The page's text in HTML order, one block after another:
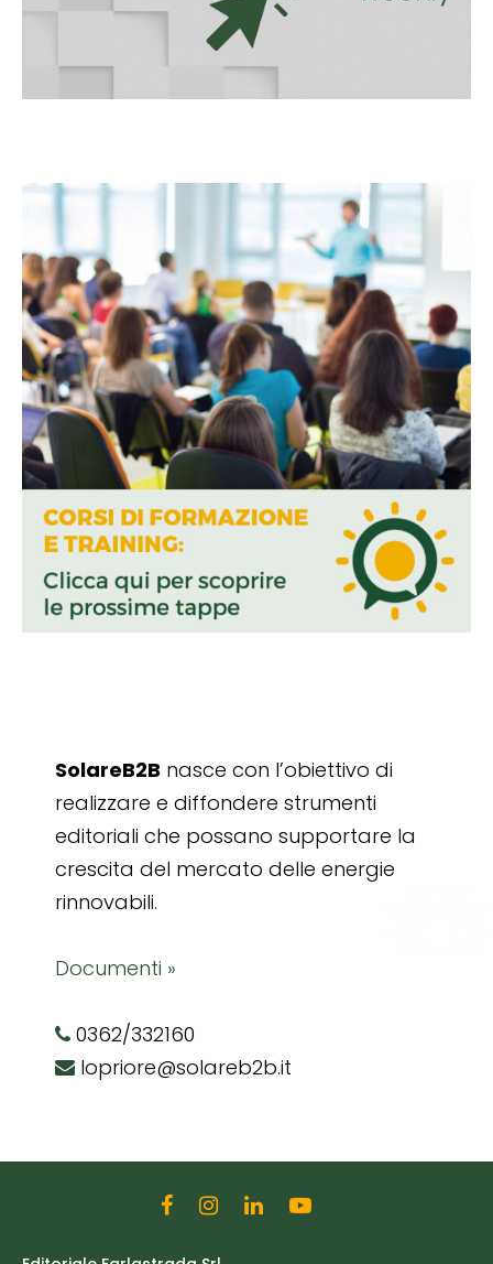
SolareB2B nasce con l’obiettivo di
realizzare e diffondere strumenti
editoriali che possano supportare la
crescita del mercato delle energie
rinnovabili.
Documenti »
0362/332160
lopriore@solareb2b.it